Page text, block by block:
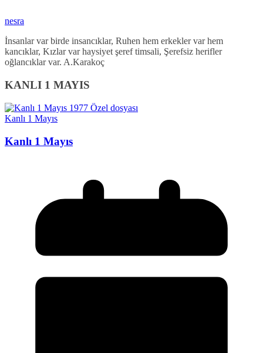
nesra
İnsanlar var birde insancıklar, Ruhen hem erkekler var hem
kancıklar, Kızlar var haysiyet şeref timsali, Şerefsiz herifler
oğlancıklar var. A.Karakoç
KANLI 1 MAYIS
Kanlı 1 Mayıs
Kanlı 1 Mayıs